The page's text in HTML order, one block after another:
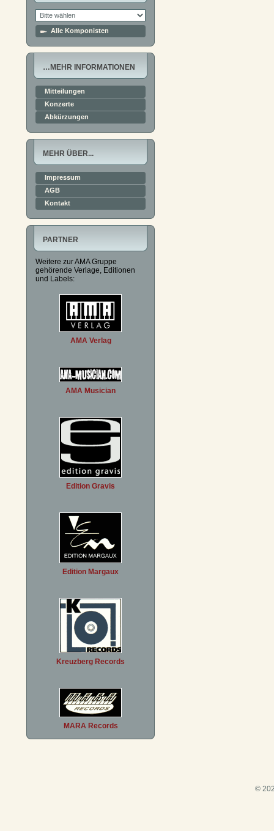
Alle Komponisten
…MEHR INFORMATIONEN
Mitteilungen
Konzerte
Abkürzungen
MEHR ÜBER...
Impressum
AGB
Kontakt
PARTNER
Weitere zur AMA Gruppe
gehörende Verlage, Editionen
und Labels:
AMA Verlag
AMA Musician
Edition Gravis
Edition Margaux
Kreuzberg Records
MARA Records
©